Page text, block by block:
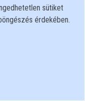
sütiket
érdekében.